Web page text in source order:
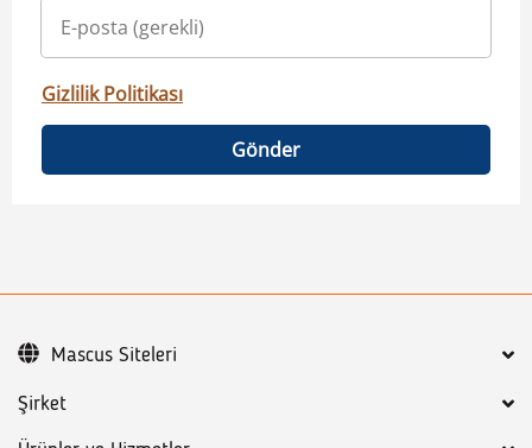
Gizlilik Politikası
Gönder
Şirket
Mascus Siteleri